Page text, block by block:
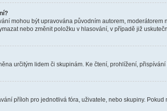
mohou být upravována původním autorem,
nebo změnit položku v hlasování, v případě již
určitým lidem či skupinám. Ke čtení, prohlížení,
příloh pro jednotlivá fóra, uživatele, nebo skupiny.